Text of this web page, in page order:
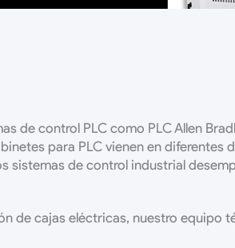
de control PLC como PLC Allen
para PLC vienen en
sistemas de control industrial
de cajas eléctricas, nuestro equipo